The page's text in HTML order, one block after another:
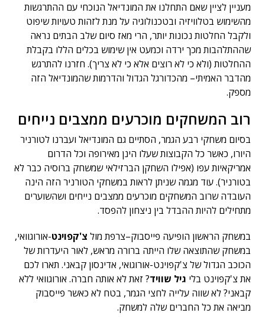
מעניין לציין שאם התחלנו את המונדיאל הנוכחי עם ההתרגשות
מהשימוש בטלוויזיה ובטכנולוגיה על מנת לזהות טעויות שיפוט
ולקבל החלטות נכונות יותר, הרי מאז סיום שלב הבתים נראה
שההתלהבות מכך ירדה וכמעט אין שימוש בכלים הללו בקבלת
ההחלטות (ולא כי לא רוצים אלא כי לא צריך). חזרנו להתרגש
מהדבר האמיתי– מהכדורגל הגדול והדרמות שהמונדיאל הזה
מספק.
רוב המשחקים מוכרעים ממצבים נייחים
בסיום משחקי רבע הגמר, הסתיים גם המונדיאל ועברנו לטורניר
היורו, כאשר כל הקבוצות שעלו הינן מאירופה וכל הדרום
אמריקאיות עפו (אפילו השחקן הברזילאי שמשחק ברוסיה כבר לא
בטורניר). עוד מגמה שניתן לראות במשחקי הטורניר הזה הינה
העובדה שרוב המשחקים מוכרעים ממצבים נייחים ושהשוערים
מתחילים להיות ההבדל בין ניצחון להפסד.
במשחק הראשון הופיעה פייסבוק–צרפת מול צ'קפוינט-אורוגוואי,
במשחק שהתוצאה שלו הייתה ברורה מראש, לאור היעדרות של
הכוכב הגדול של צ'קפוינט-אורוגואי, אדינסון קבאני. תארו לכם
את צ'קפוינט בלי גיל שוויד? זאת לא אותה חברה. אורוגוואי ללא
קבאני? לא שווה עלייה לחצי הגמר, בטח לא כאשר פייסבוק
מביאה את כל החברים שלה למשחק.